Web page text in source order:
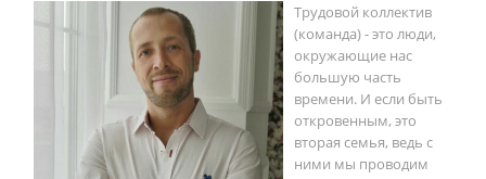
Трудовой коллектив
(команда) - это люди,
окружающие нас
большую часть
времени. И если быть
откровенным, это
вторая семья, ведь с
ними мы проводим